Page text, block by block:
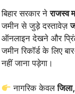
बिहार सरकार नेराजस्व
जमीन से जुड़े दस्तावेज़
ऑनलाइन देखने और
जमीन रिकॉर्ड के लिए
नहीं जाना पड़ेगा।
नागरिक केवल